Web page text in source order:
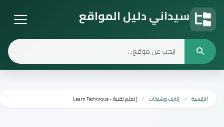
سيداني دليل المواقع
الرئيسية إنترنت وشبكات إتعلم تقنية - Learn Technique